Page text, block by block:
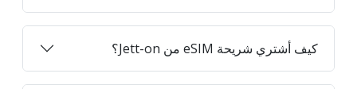
كيف أشتري شريحة eSIM من Jett-on؟